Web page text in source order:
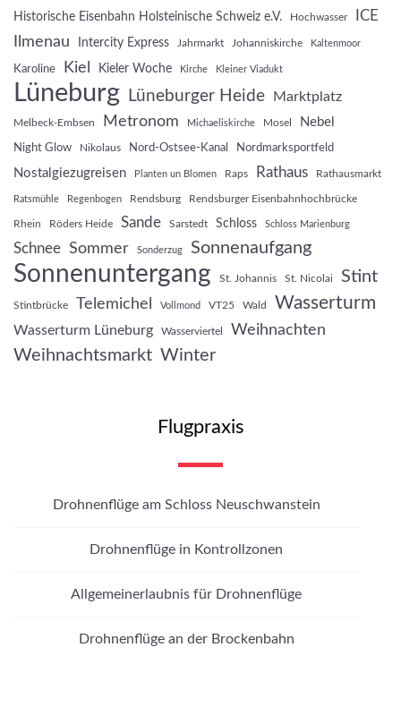
Historische Eisenbahn Holsteinische Schweiz e.V. Hochwasser ICE
Ilmenau Intercity Express Jahrmarkt Johanniskirche Kaltenmoor
Karoline Kiel Kieler Woche Kirche Kleiner Viadukt
Lüneburg Lüneburger Heide Marktplatz
Melbeck-Embsen Metronom Michaeliskirche Mosel Nebel
Night Glow Nikolaus Nord-Ostsee-Kanal Nordmarksportfeld
Nostalgiezugreisen Planten un Blomen Raps Rathaus Rathausmarkt
Ratsmühle Regenbogen Rendsburg Rendsburger Eisenbahnhochbrücke
Rhein Röders Heide Sande Sarstedt Schloss Schloss Marienburg
Schnee Sommer Sonderzug Sonnenaufgang
Sonnenuntergang St. Johannis St. Nicolai Stint
Stintbrücke Telemichel Vollmond VT25 Wald Wasserturm
Wasserturm Lüneburg Wasserviertel Weihnachten
Weihnachtsmarkt Winter
Flugpraxis
Drohnenflüge am Schloss Neuschwanstein
Drohnenflüge in Kontrollzonen
Allgemeinerlaubnis für Drohnenflüge
Drohnenflüge an der Brockenbahn